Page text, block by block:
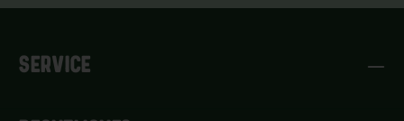
SERVICE